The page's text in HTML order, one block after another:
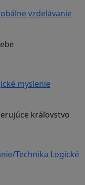
vzdelávanie
myslenie
kráľovstvo
Technika Logické